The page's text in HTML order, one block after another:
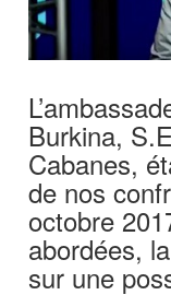
Burkina,
Cabanes,
de nos
octobre
abordées,
sur une